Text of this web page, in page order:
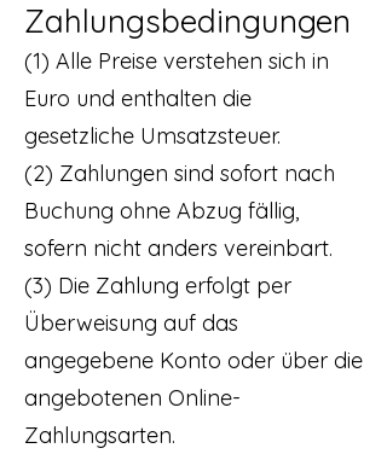
Zahlungsbedingungen
(1) Alle Preise verstehen sich in
Euro und enthalten die
gesetzliche Umsatzsteuer.
(2) Zahlungen sind sofort nach
Buchung ohne Abzug fällig,
sofern nicht anders vereinbart.
(3) Die Zahlung erfolgt per
Überweisung auf das
angegebene Konto oder über die
angebotenen Online-
Zahlungsarten.